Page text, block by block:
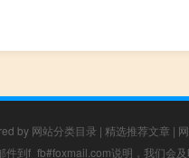
by 网站分类目录 | 精选推荐文章 |
到f_fb#foxmail.com说明，我们会